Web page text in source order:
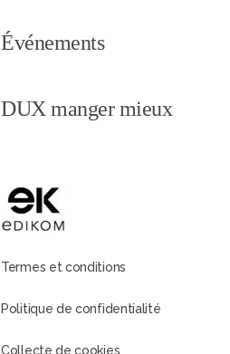
Événements
DUX manger mieux
Termes et conditions
Politique de confidentialité
Collecte de cookies